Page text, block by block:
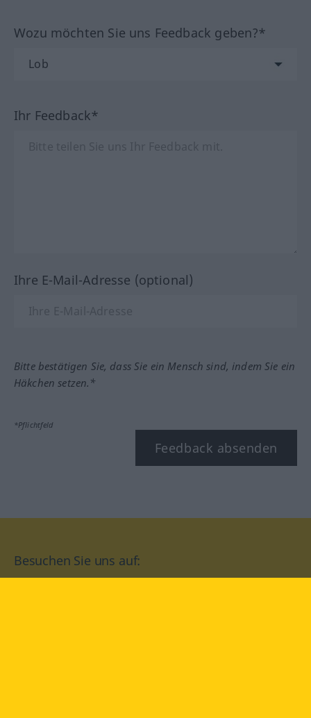
Wozu möchten Sie uns Feedback geben?*
Ihr Feedback*
Ihre E-Mail-Adresse (optional)
Bitte bestätigen Sie, dass Sie ein Mensch sind, indem Sie ein
Häkchen setzen.*
*Pflichtfeld
Feedback absenden
Besuchen Sie uns auf: